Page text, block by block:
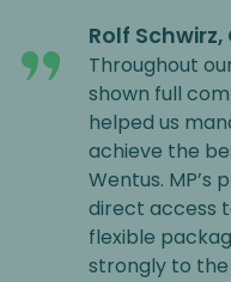
Rolf Schwirz,
Throughout
shown full
helped us
achieve the
Wentus. MP’s
direct access
flexible
strongly to